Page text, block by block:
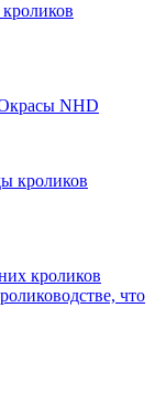
NHD
кроликов
кроликов
что